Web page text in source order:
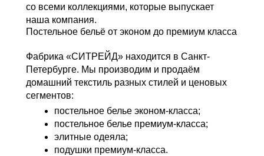
со всеми коллекциями, которые выпускает
наша компания.
Постельное бельё от эконом до премиум класса
Фабрика «СИТРЕЙД» находится в Санкт-
Петербурге. Мы производим и продаём
домашний текстиль разных стилей и ценовых
сегментов:
постельное белье эконом-класса;
постельное белье премиум-класса;
элитные одеяла;
подушки премиум-класса.